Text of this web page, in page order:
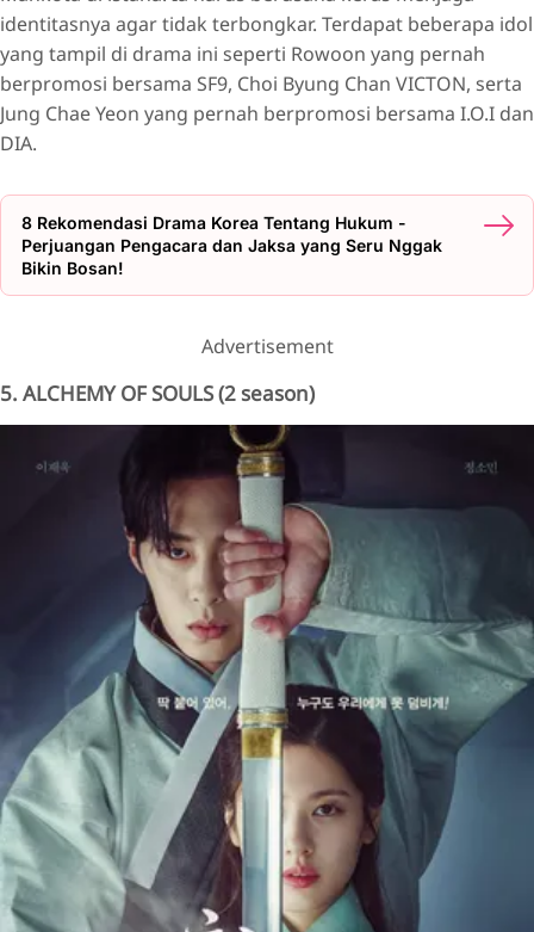
identitasnya agar tidak terbongkar. Terdapat beberapa idol
yang tampil di drama ini seperti Rowoon yang pernah
berpromosi bersama SF9, Choi Byung Chan VICTON, serta
Jung Chae Yeon yang pernah berpromosi bersama I.O.I dan
DIA.
8 Rekomendasi Drama Korea Tentang Hukum -
Perjuangan Pengacara dan Jaksa yang Seru Nggak
Bikin Bosan!
Advertisement
5. ALCHEMY OF SOULS (2 season)